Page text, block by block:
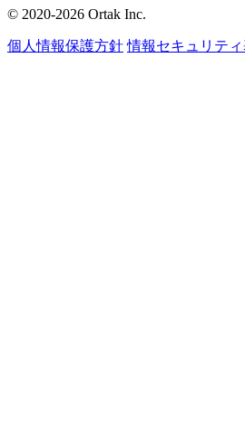
© 2020-2026 Ortak Inc.
個人情報保護方針 情報セキュリテ